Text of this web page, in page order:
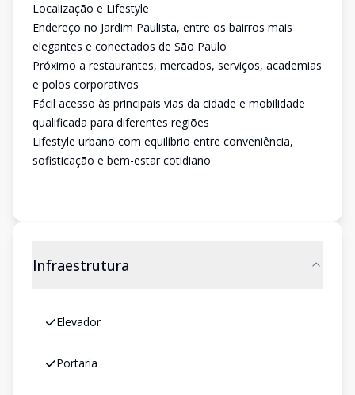
Localização e Lifestyle
Endereço no Jardim Paulista, entre os bairros mais
elegantes e conectados de São Paulo
Próximo a restaurantes, mercados, serviços, academias
e polos corporativos
Fácil acesso às principais vias da cidade e mobilidade
qualificada para diferentes regiões
Lifestyle urbano com equilíbrio entre conveniência,
sofisticação e bem-estar cotidiano
Infraestrutura
Elevador
Portaria